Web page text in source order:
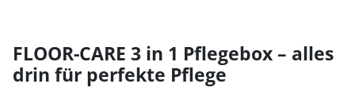
FLOOR-CARE 3 in 1 Pflegebox – alles
drin für perfekte Pflege